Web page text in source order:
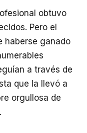
obtuvo
Pero el
haberse ganado
a través de
que la llevó a
orgullosa de